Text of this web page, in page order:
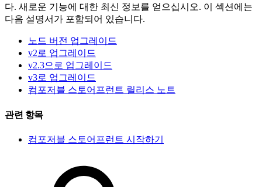
다. 새로운 기능에 대한 최신 정보를 얻으십시오. 이 섹션에는
다음 설명서가 포함되어 있습니다.
노드 버전 업그레이드
v2로 업그레이드
v2.3으로 업그레이드
v3로 업그레이드
컴포저블 스토어프런트 릴리스 노트
관련 항목
컴포저블 스토어프런트 시작하기